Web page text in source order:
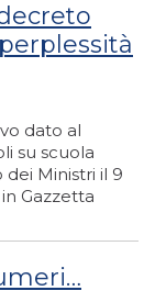
dato al
su scuola
dei Ministri il 9
Gazzetta